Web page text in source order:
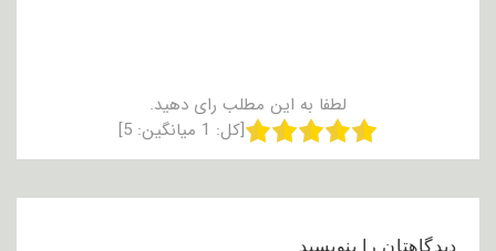
لطفا به این مطلب رای دهید.
[کل: 1 میانگین: 5
]
دیدگاهتان را بنویسید